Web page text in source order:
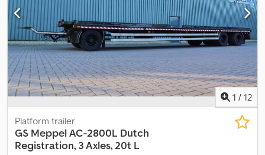
1 / 12
Platform trailer
GS Meppel AC-2800L Dutch
Registration, 3 Axles, 20t L